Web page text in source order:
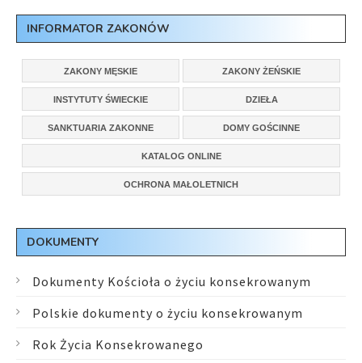
INFORMATOR ZAKONÓW
ZAKONY MĘSKIE ZAKONY ŻEŃSKIE
INSTYTUTY ŚWIECKIE DZIEŁA
SANKTUARIA ZAKONNE DOMY GOŚCINNE
KATALOG ONLINE
OCHRONA MAŁOLETNICH
DOKUMENTY
Dokumenty Kościoła o życiu konsekrowanym
Polskie dokumenty o życiu konsekrowanym
Rok Życia Konsekrowanego